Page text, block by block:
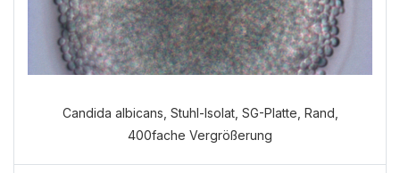
Candida albicans, Stuhl-Isolat, SG-Platte, Rand,
400fache Vergrößerung